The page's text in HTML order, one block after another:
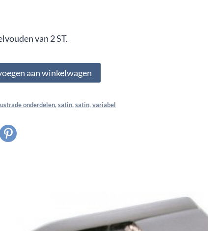
van 2 ST.
aan winkelwagen
onderdelen, satin, satin, variabel